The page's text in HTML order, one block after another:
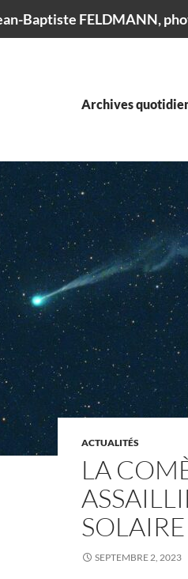
Baptiste FELDMANN,
Archives
ACTUALITÉS
LA
SOLAIRE
SEPTEMBRE 2, 2023